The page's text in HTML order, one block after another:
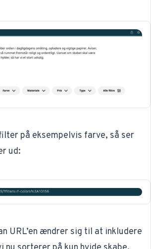
på eksempelvis farve, så ser
ud:
URL’en ændrer sig til at inkludere